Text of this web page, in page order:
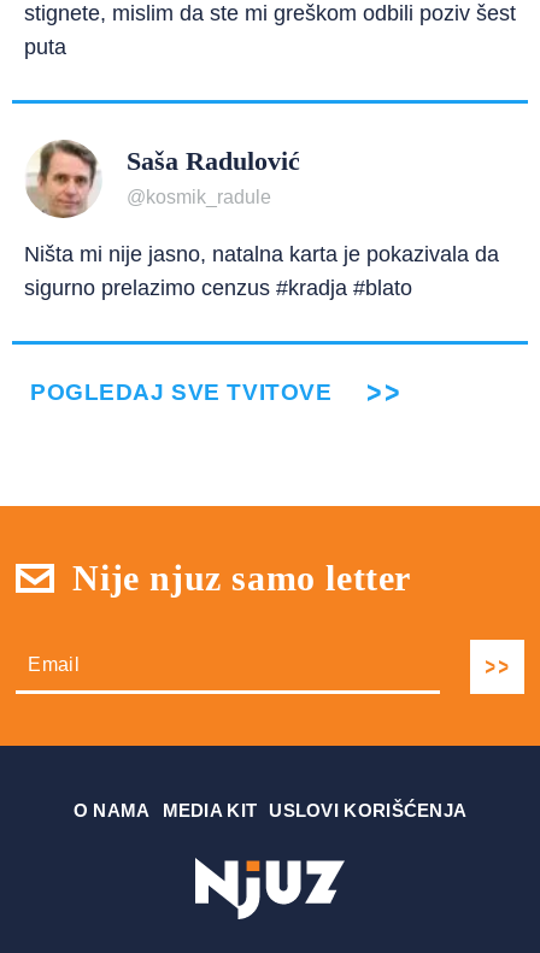
stignete, mislim da ste mi greškom odbili poziv šest
puta
Saša Radulović
@kosmik_radule
Ništa mi nije jasno, natalna karta je pokazivala da
sigurno prelazimo cenzus #kradja #blato
POGLEDAJ SVE TVITOVE
Nije njuz samo letter
О NAMA MEDIA KIT USLOVI KORIŠĆENJA